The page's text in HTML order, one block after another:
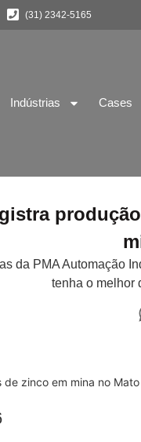
(31) 2342-5165
Indústrias Cases
da PMA Automação
tenha o melhor
zinco em mina no Mato